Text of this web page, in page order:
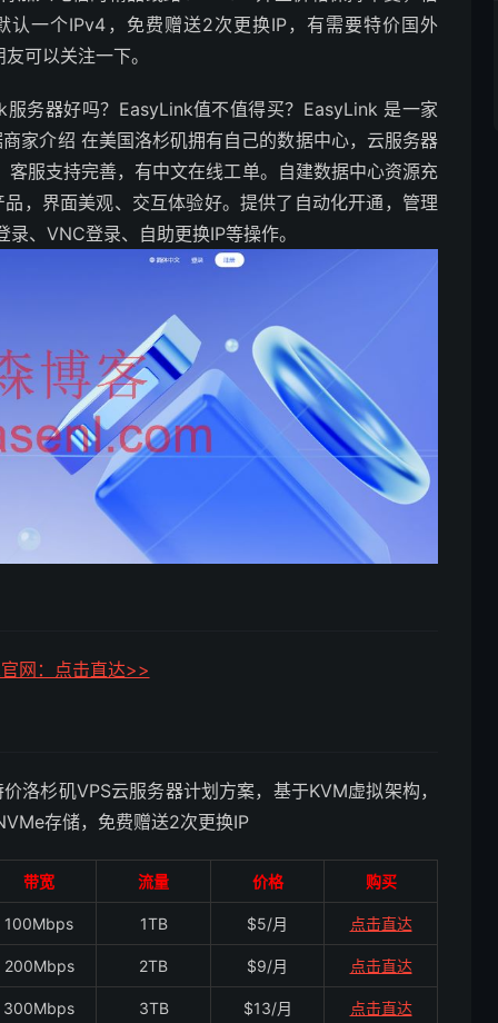
认一个IPv4，免费赠送2次更换IP，有需要特价国外
可以关注一下。
务器好吗？EasyLink值不值得买？EasyLink 是一家
家介绍 在美国洛杉矶拥有自己的数据中心，云服务器
服支持完善，有中文在线工单。自建数据中心资源充
，界面美观、交互体验好。提供了自动化开通，管理
、VNC登录、自助更换IP等操作。
网：点击直达>>
洛杉矶VPS云服务器计划方案，基于KVM虚拟架构，
存储，免费赠送2次更换IP
带宽 流量 价格 购买
100Mbps 1TB $5/月 点击直达
200Mbps 2TB $9/月 点击直达
300Mbps 3TB $13/月 点击直达